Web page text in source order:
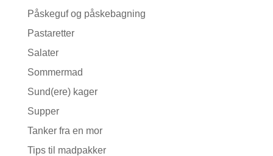
Påskeguf og påskebagning
Pastaretter
Salater
Sommermad
Sund(ere) kager
Supper
Tanker fra en mor
Tips til madpakker